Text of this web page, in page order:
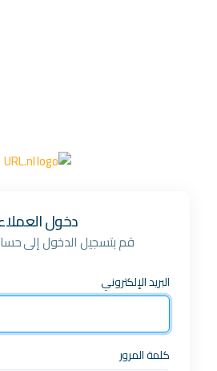
دخول
قم بتسجيل الدخول إلى
البريد الإلكتروني
كلمة المرور